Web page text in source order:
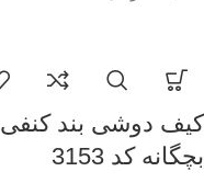
کیف دوشی بند کنفی
بچگانه کد 3153